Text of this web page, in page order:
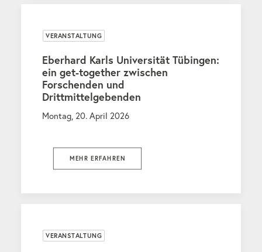
VERANSTALTUNG
Eberhard Karls Universität Tübingen:
ein get-together zwischen
Forschenden und
Drittmittelgebenden
Montag, 20. April 2026
MEHR ERFAHREN
VERANSTALTUNG